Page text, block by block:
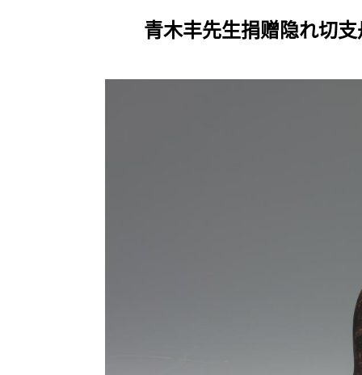
青木丰先生捐赠隐れ切